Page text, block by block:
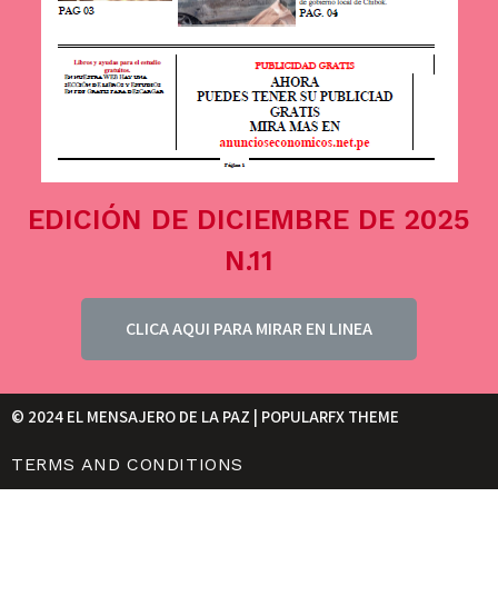
EDICIÓN DE DICIEMBRE DE 2025
N.11
CLICA AQUI PARA MIRAR EN LINEA
© 2024 EL MENSAJERO DE LA PAZ | POPULARFX THEME
TERMS AND CONDITIONS